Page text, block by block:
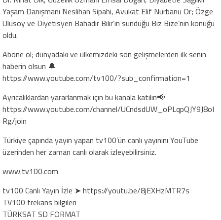
Yaşam Danışmanı Neslihan Sipahi, Avukat Elif Nurbanu Or; Özge
Ulusoy ve Diyetisyen Bahadır Bilir’in sunduğu Biz Bize’nin konuğu
oldu.
Abone ol; dünyadaki ve ülkemizdeki son gelişmelerden ilk senin
haberin olsun 🔔
https://www.youtube.com/tv100/?sub_confirmation=1
Ayrıcalıklardan yararlanmak için bu kanala katılın📢
https://www.youtube.com/channel/UCndsdUW_oPLqpQJY9J8oI
Rg/join
Türkiye çapında yayın yapan tv100’ün canlı yayınını YouTube
üzerinden her zaman canlı olarak izleyebilirsiniz.
www.tv100.com
tv100 Canlı Yayın İzle ➤ https://youtu.be/8jEXHzMTR7s
TV100 frekans bilgileri
TÜRKSAT SD FORMAT